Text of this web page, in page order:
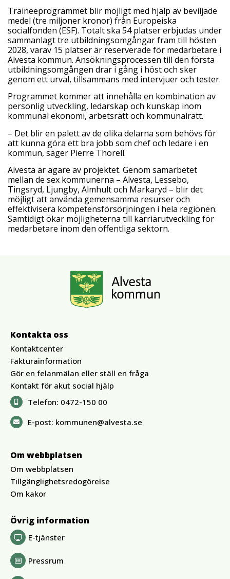
Traineeprogrammet blir möjligt med hjälp av beviljade
medel (tre miljoner kronor) från Europeiska
socialfonden (ESF). Totalt ska 54 platser erbjudas under
sammanlagt tre utbildningsomgångar fram till hösten
2028, varav 15 platser är reserverade för medarbetare i
Alvesta kommun. Ansökningsprocessen till den första
utbildningsomgången drar i gång i höst och sker
genom ett urval, tillsammans med intervjuer och tester.
Programmet kommer att innehålla en kombination av
personlig utveckling, ledarskap och kunskap inom
kommunal ekonomi, arbetsrätt och kommunalrätt.
– Det blir en palett av de olika delarna som behövs för
att kunna göra ett bra jobb som chef och ledare i en
kommun, säger Pierre Thorell.
Alvesta är ägare av projektet. Genom samarbetet
mellan de sex kommunerna – Alvesta, Lessebo,
Tingsryd, Ljungby, Älmhult och Markaryd – blir det
möjligt att använda gemensamma resurser och
effektivisera kompetensförsörjningen i hela regionen.
Samtidigt ökar möjligheterna till karriärutveckling för
medarbetare inom den offentliga sektorn.
Kontakta oss
Kontaktcenter
Fakturainformation
Gör en felanmälan eller ställ en fråga
Kontakt för akut social hjälp
Telefon: 0472-150 00
E-post: kommunen@alvesta.se
Om webbplatsen
Om webbplatsen
Tillgänglighetsredogörelse
Om kakor
Övrig information
E-tjänster
Pressrum